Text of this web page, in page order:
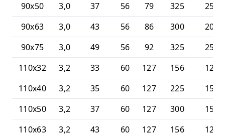
90x50
3,0 37 56 79 325
25
90x63
3,0 43 56 86 300
20
90x75
3,0 49 56 92 325
25
110x32
3,2 33 60 127 156
12
110x40
3,2 35 60 127 225
15
110x50
3,2 37 60 127 300
15
110x63
3,2 43 60 127 156
12